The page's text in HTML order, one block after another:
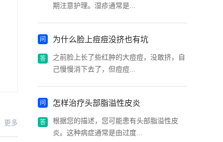
更多
期注意护理。湿疹通常是...
为什么脸上痘痘没挤也有坑
之前脸上长了些红肿的大痘痘，没敢挤，自
己慢慢消下去了，但痘痘...
怎样治疗头部脂溢性皮炎
根据您的描述，您可能患有头部脂溢性皮
炎。这种病症通常是由过度...